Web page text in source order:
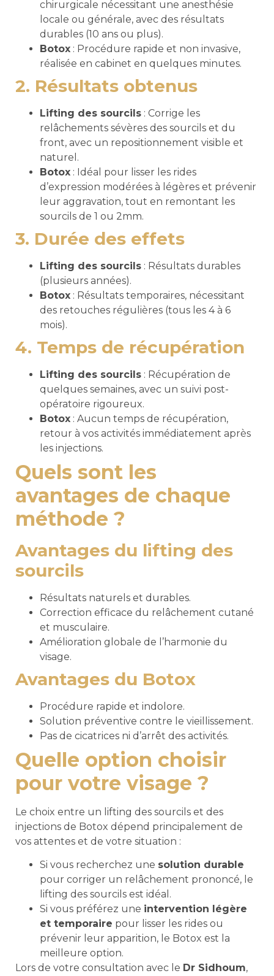
chirurgicale nécessitant une anesthésie
locale ou générale, avec des résultats
durables (10 ans ou plus).
Botox : Procédure rapide et non invasive,
réalisée en cabinet en quelques minutes.
2. Résultats obtenus
Lifting des sourcils : Corrige les
relâchements sévères des sourcils et du
front, avec un repositionnement visible et
naturel.
Botox : Idéal pour lisser les rides
d’expression modérées à légères et prévenir
leur aggravation, tout en remontant les
sourcils de 1 ou 2mm.
3. Durée des effets
Lifting des sourcils : Résultats durables
(plusieurs années).
Botox : Résultats temporaires, nécessitant
des retouches régulières (tous les 4 à 6
mois).
4. Temps de récupération
Lifting des sourcils : Récupération de
quelques semaines, avec un suivi post-
opératoire rigoureux.
Botox : Aucun temps de récupération,
retour à vos activités immédiatement après
les injections.
Quels sont les
avantages de chaque
méthode ?
Avantages du lifting des
sourcils
Résultats naturels et durables.
Correction efficace du relâchement cutané
et musculaire.
Amélioration globale de l’harmonie du
visage.
Avantages du Botox
Procédure rapide et indolore.
Solution préventive contre le vieillissement.
Pas de cicatrices ni d’arrêt des activités.
Quelle option choisir
pour votre visage ?
Le choix entre un lifting des sourcils et des
injections de Botox dépend principalement de
vos attentes et de votre situation :
Si vous recherchez une solution durable
pour corriger un relâchement prononcé, le
lifting des sourcils est idéal.
Si vous préférez une intervention légère
et temporaire pour lisser les rides ou
prévenir leur apparition, le Botox est la
meilleure option.
Lors de votre consultation avec le Dr Sidhoum,